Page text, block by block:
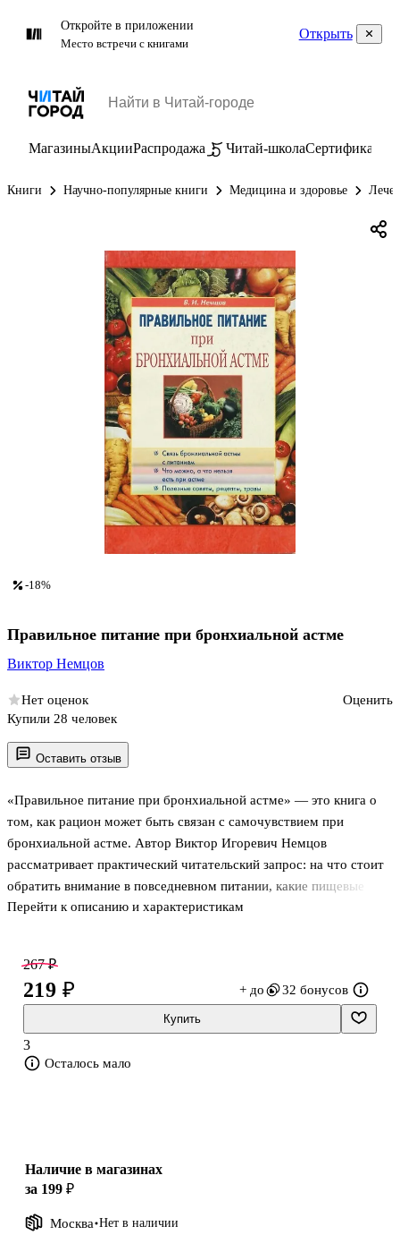
Откройте в приложении
Место встречи с книгами
Открыть
МагазиныАкцииРаспродажа Читай-школаСертификаты
Книги Научно-популярные книги Медицина и здоровье
Оставить отзыв
«Правильное питание при бронхиальной астме» — это книга о
том, как рацион может быть связан с самочувствием при
бронхиальной астме. Автор Виктор Игоревич Немцов
рассматривает практический читательский запрос: на что стоит
обратить внимание в повседневном питании, какие пищевые
привычки могут иметь значение и как выстроить более
ищет понятное введение в вопросы питания при заболеваниях
дыхательной системы.
О чём книга
Книга посвящена вопросам питания при бронхиальной астме и
Перейти к описанию и характеристикам
-18%
Правильное питание при бронхиальной астме
Виктор Немцов
Нет оценок
Оценить
Купили 28 человек
267 ₽
219 ₽ + до 32 бонусов
Купить
3
Осталось мало
Наличие в магазинах
за 199 ₽
Москва Нет в наличии